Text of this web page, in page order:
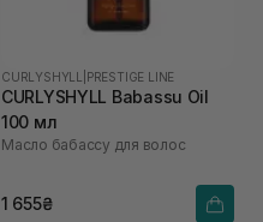
CURLYSHYLL PRESTIGE LINE
CURLYSHYLL Babassu Oil
100 мл
Масло бабассу для волос
1 655₴